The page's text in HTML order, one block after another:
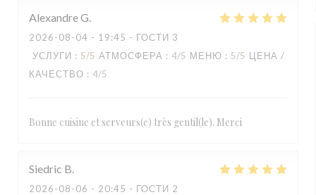
AlexandreG
2026-08-04 - 19:45 - ГОСТИ 3
УСЛУГИ : 5/5 АТМОСФЕРА : 4/5 МЕНЮ : 5/5 ЦЕНА /
КАЧЕСТВО : 4/5
Bonne cuisine et serveurs(e) très gentil(le). Merci
Siedric B
2026-08-06 - 20:45 - ГОСТИ 2